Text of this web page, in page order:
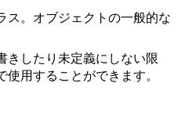
ス。オブジェクトの一般的な
きしたり未定義にしない限
用することができます。